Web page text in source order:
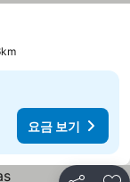
요금 보기